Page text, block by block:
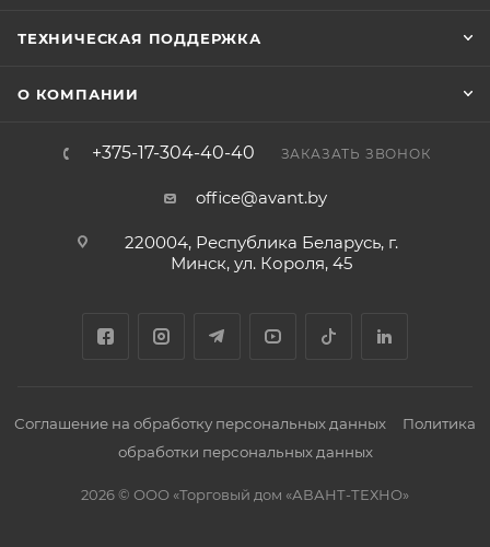
ТЕХНИЧЕСКАЯ ПОДДЕРЖКА
О КОМПАНИИ
+375-17-304-40-40 ЗАКАЗАТЬ ЗВОНОК
office@avant.by
220004, Республика Беларусь, г.
Минск, ул. Короля, 45
Соглашение на обработку персональных данных
Политика
обработки персональных данных
2026 © ООО «Торговый дом «АВАНТ-ТЕХНО»